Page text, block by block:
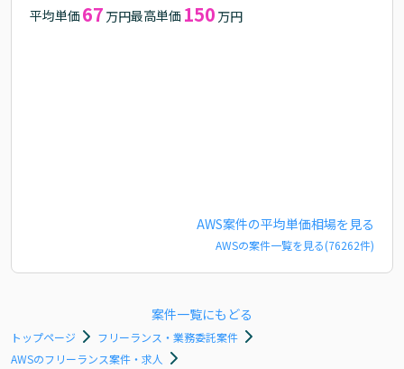
平均単価 67 万円最高単価 150 万円
AWS案件の平均単価相場を見る
AWSの案件一覧を見る(76262件)
案件一覧にもどる
トップページ
フリーランス・業務委託案件
AWSのフリーランス案件・求人